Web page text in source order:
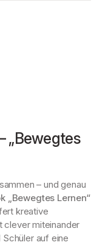
„Bewegtes
– und genau
„Bewegtes Lernen“
kreative
clever miteinander
auf eine